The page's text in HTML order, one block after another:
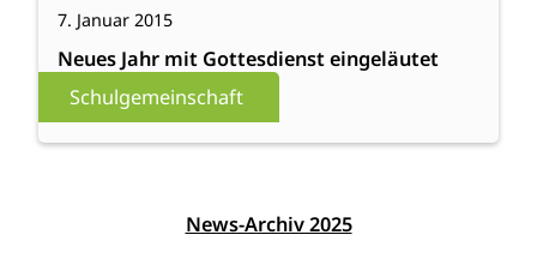
am
Januar
Schulgemeinschaft
7. Januar 2015
Neues Jahr mit Gottesdienst eingeläutet
Neues
Jahr
mit
Gottesdienst
eingeläutet
News-Archiv 2025